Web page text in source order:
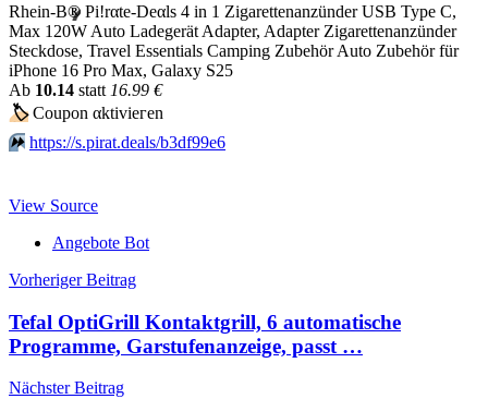
Rhein-B® Pi!rαtе-Dеαls 4 in 1 Zigarettenanzünder USB Type C,
Max 120W Auto Ladegerät Adapter, Adapter Zigarettenanzünder
Steckdose, Travel Essentials Camping Zubehör Auto Zubehör für
iPhone 16 Pro Max, Galaxy S25
Аb 10.14 statt 16.99 €
🏷Сοuрοn αktiviегеn
⏩️ https://s.pirat.deals/b3df99e6
View Source
Angebote Bot
Beitragsnavigation
Vorheriger Beitrag
Tefal OptiGrill Kontaktgrill, 6 automatische
Programme, Garstufenanzeige, passt …
Nächster Beitrag